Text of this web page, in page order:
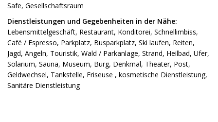
Safe, Gesellschaftsraum
Dienstleistungen und Gegebenheiten in der Nähe:
Lebensmittelgeschäft, Restaurant, Konditorei, Schnellimbiss,
Café / Espresso, Parkplatz, Busparkplatz, Ski laufen, Reiten,
Jagd, Angeln, Touristik, Wald / Parkanlage, Strand, Heilbad, Ufer,
Solarium, Sauna, Museum, Burg, Denkmal, Theater, Post,
Geldwechsel, Tankstelle, Friseuse , kosmetische Dienstleistung,
Sanitäre Dienstleistung